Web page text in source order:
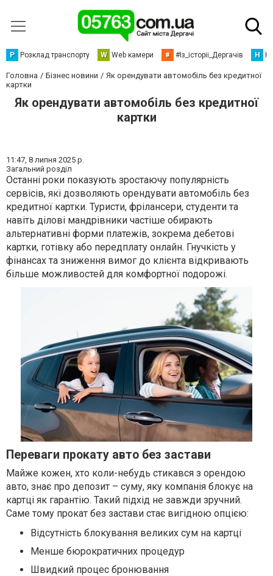
Р Розклад транспорту W Web камери # #Із_історіі_Дергачів Н
Головна Бізнес новини
Як орендувати автомобіль без кредитної
картки
Як орендувати автомобіль без кредитної
картки
11:47, 8 липня 2025 р.
Загальний розділ
Останні роки показують зростаючу популярність
сервісів, які дозволяють орендувати автомобіль без
кредитної картки. Туристи, фрілансери, студенти та
навіть ділові мандрівники частіше обирають
альтернативні форми платежів, зокрема дебетові
картки, готівку або передплату онлайн. Гнучкість у
фінансах та зниження вимог до клієнта відкривають
більше можливостей для комфортної подорожі.
Переваги прокату авто без застави
Майже кожен, хто коли-небудь стикався з орендою
авто, знає про депозит – суму, яку компанія блокує на
картці як гарантію. Такий підхід не завжди зручний.
Саме тому прокат без застави стає вигідною опцією:
Відсутність блокування великих сум на картці
Менше бюрократичних процедур
Швидкий процес бронювання